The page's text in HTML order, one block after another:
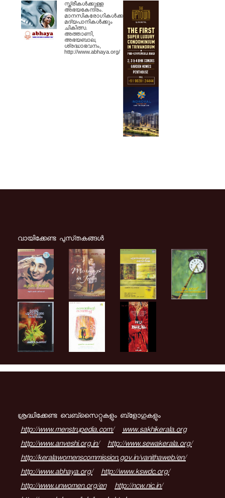
സ്ത്രീകള്‍ക്കുള്ള
അഭയകേന്ദ്രം.
മാനസികരോഗികള്‍ക്കും
മദ്യപാനികള്‍ക്കും
ചികിത്സ.
അത്താണി,
അഭയബാല,
ശ്രദ്ധാഭവനം,
http://www.abhaya.org/
വായിക്കേണ്ട പുസ്‌തകങ്ങള്‍
ശ്രദ്ധിക്കേണ്ട വെബ്സൈറ്റുകളും ബ്ളോഗുകളും
http://www.menstrupedia.com/
www.sakhikerala.org
http://www.anveshi.org.in/
http://www.sewakerala.org/
http://keralawomenscommission.gov.in/vanithaweb/en/
http://www.abhaya.org/
http://www.kswdc.org/
http://www.unwomen.org/en
http://ncw.nic.in/